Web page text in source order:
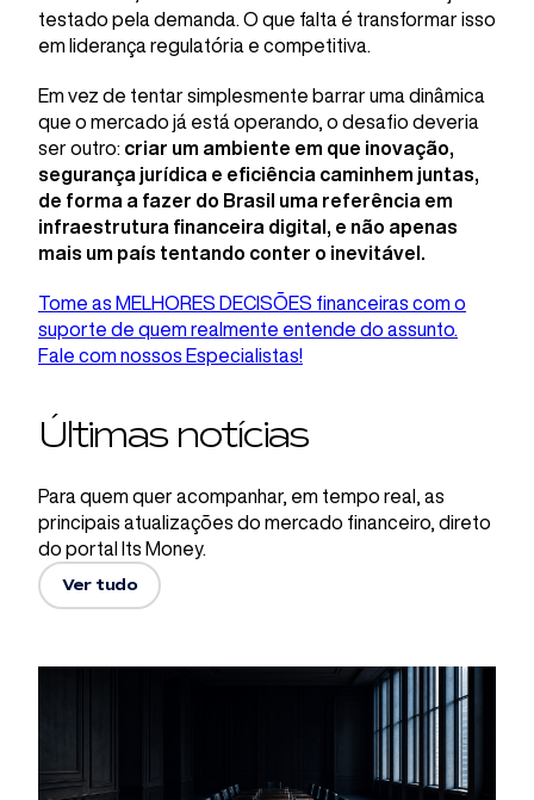
testado pela demanda. O que falta é transformar isso
em liderança regulatória e competitiva.
Em vez de tentar simplesmente barrar uma dinâmica
que o mercado já está operando, o desafio deveria
ser outro: criar um ambiente em que inovação,
segurança jurídica e eficiência caminhem juntas,
de forma a fazer do Brasil uma referência em
infraestrutura financeira digital, e não apenas
mais um país tentando conter o inevitável.
Tome as MELHORES DECISÕES financeiras com o
suporte de quem realmente entende do assunto.
Fale com nossos Especialistas!
Últimas notícias
Para quem quer acompanhar, em tempo real, as
principais atualizações do mercado financeiro, direto
do portal Its Money.
Ver tudo